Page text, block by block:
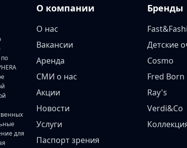
для
О компании
О нас
Вакансии
Аренда
СМИ о нас
Акции
Новости
Услуги
Паспорт зрения
Бренды
Детские
Cosmo
Fred Born
Ray's
Verdi&Co